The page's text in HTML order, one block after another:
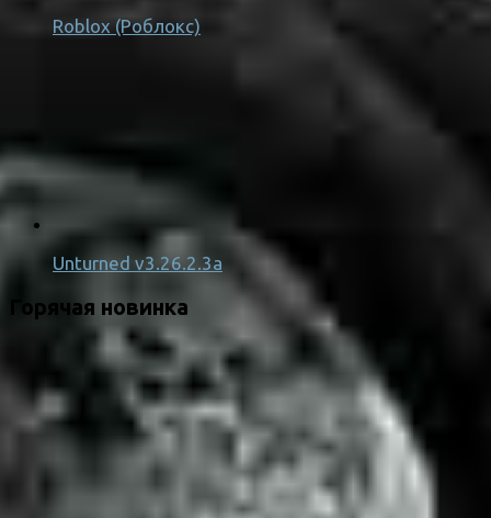
Roblox (Роблокс)
Unturned v3.26.2.3a
Горячая новинка